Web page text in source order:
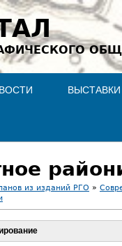
ВЫСТАВКИ
из изданий РГО »